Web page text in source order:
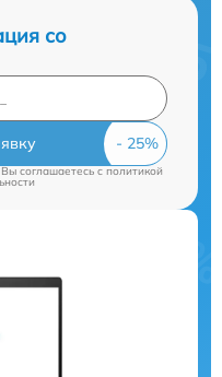
со
соглашаетесь cполитикой